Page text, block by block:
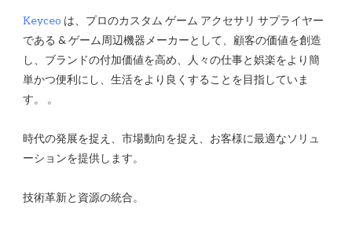
Keyceo は、プロのカスタム ゲーム アクセサリ サプライヤー
である & ゲーム周辺機器メーカーとして、顧客の価値を創造
し、ブランドの付加価値を高め、人々の仕事と娯楽をより簡
単かつ便利にし、生活をより良くすることを目指していま
時代の発展を捉え、市場動向を捉え、お客様に最適なソリュ